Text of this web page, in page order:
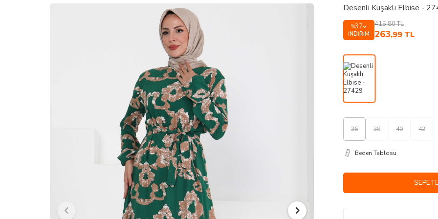
Desenli Kuşaklı Elbise -
%37
İNDIRIM
415,80TL
263,99 TL
36 38 40 42
Beden Tablosu